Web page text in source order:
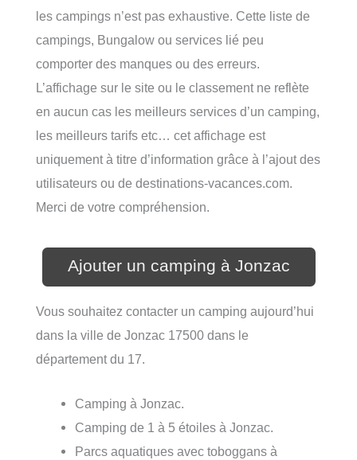
les campings n’est pas exhaustive. Cette liste de
campings, Bungalow ou services lié peu
comporter des manques ou des erreurs.
L’affichage sur le site ou le classement ne reflète
en aucun cas les meilleurs services d’un camping,
les meilleurs tarifs etc… cet affichage est
uniquement à titre d’information grâce à l’ajout des
utilisateurs ou de destinations-vacances.com.
Merci de votre compréhension.
Ajouter un camping à Jonzac
Vous souhaitez contacter un camping aujourd’hui
dans la ville de Jonzac 17500 dans le
département du 17.
Camping à Jonzac.
Camping de 1 à 5 étoiles à Jonzac.
Parcs aquatiques avec toboggans à